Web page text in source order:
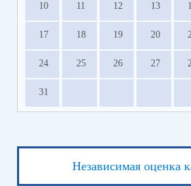
10 11 12 13
17 18 19 20
24 25 26 27
31
Независимая оценка